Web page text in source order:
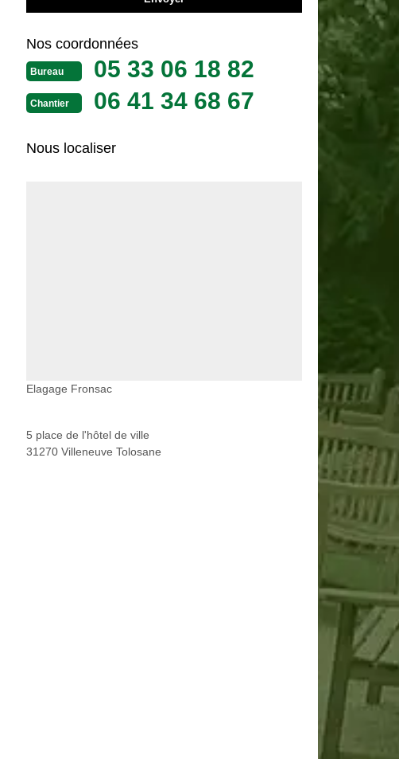
Nos coordonnées
Bureau 05 33 06 18 82
Chantier 06 41 34 68 67
Nous localiser
Elagage Fronsac
5 place de l'hôtel de ville
31270 Villeneuve Tolosane